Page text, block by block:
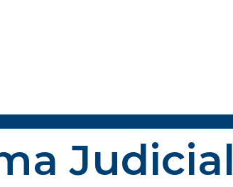
Judicial